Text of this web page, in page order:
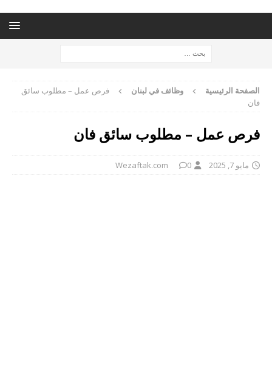
الصفحة الرئيسية وظائف في لبنان
فرص عمل – مطلوب سائق
فان
فرص عمل – مطلوب سائق فان
مايو 7, 2025 Wezaftak.com 0